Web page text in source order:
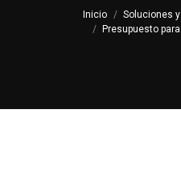
Inicio
Soluciones
Presupuesto